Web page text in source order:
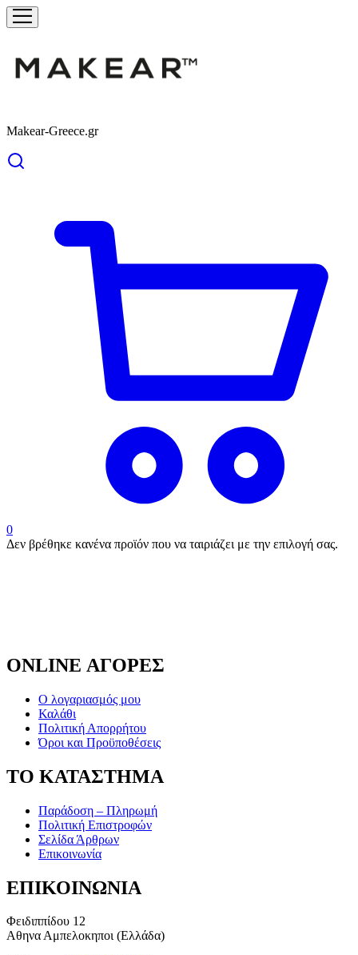
Makear-Greece.gr
0
Δεν βρέθηκε κανένα προϊόν που να ταιριάζει με την επιλογή σας.
ONLINE ΑΓΟΡΕΣ
Ο λογαριασμός μου
Καλάθι
Πολιτική Απορρήτου
Όροι και Προϋποθέσεις
ΤΟ ΚΑΤΑΣΤΗΜΑ
Παράδοση – Πληρωμή
Πολιτική Επιστροφών
Σελίδα Άρθρων
Επικοινωνία
ΕΠΙΚΟΙΝΩΝΙΑ
Φειδιππίδου 12
Αθηνα Αμπελοκηποι (Ελλάδα)